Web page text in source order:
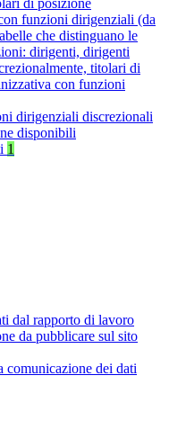
di posizione
funzioni dirigenziali (da
che distinguano le
dirigenti, dirigenti
titolari di
con funzioni
dirigenziali discrezionali
disponibili
1
dal rapporto di lavoro
da pubblicare sul sito
comunicazione dei dati